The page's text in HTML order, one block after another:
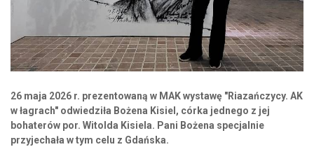
26 maja 2026 r. prezentowaną w MAK wystawę "Riazańczycy. AK
w łagrach" odwiedziła Bożena Kisiel, córka jednego z jej
bohaterów por. Witolda Kisiela. Pani Bożena specjalnie
przyjechała w tym celu z Gdańska.